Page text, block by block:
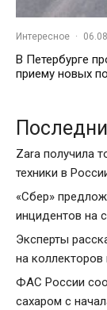
Интересное ·
В Петербурге
приему новых
Zara получила
техники в
«Сбер»
инцидентов на
Эксперты
на
ФАС России
сахаром с